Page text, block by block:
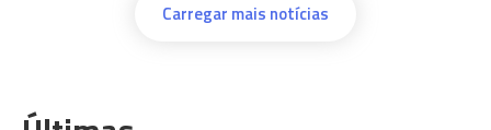
Carregar mais notícias